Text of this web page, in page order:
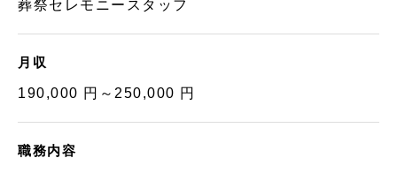
葬祭セレモニースタッフ
月収
190,000 円～250,000 円
職務内容